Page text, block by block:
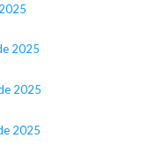
2025
2025
2025